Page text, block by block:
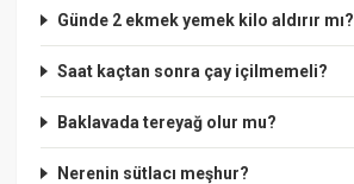
Günde 2 ekmek yemek kilo aldırır mı?
Saat kaçtan sonra çay içilmemeli?
Baklavada tereyağ olur mu?
Nerenin sütlacı meşhur?